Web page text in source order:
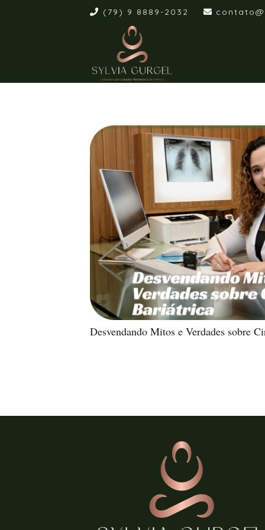
(79) 9 8889-2032
Desvendando Mitos e Verdades sobre